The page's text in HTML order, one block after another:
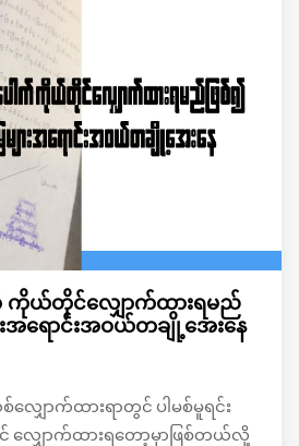
ကိုယ်တိုင်လျှောက်ထားရမည်
ားအရောင်းအဝယ်တချို့အေးနေ
စ်လျှောက်ထားရာတွင် ပါမစ်မူရင်း
ျှောက်ထားရတော့မှာဖြစ်တယ်လို့